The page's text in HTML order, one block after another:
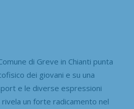
di Greve in Chianti punta
dei giovani e su una
e le diverse espressioni
un forte radicamento nel